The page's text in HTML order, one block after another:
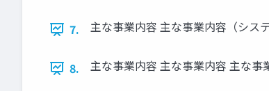
7. 主な事業内容 主な事業内容（シス
8. 主な事業内容 主な事業内容 主な事